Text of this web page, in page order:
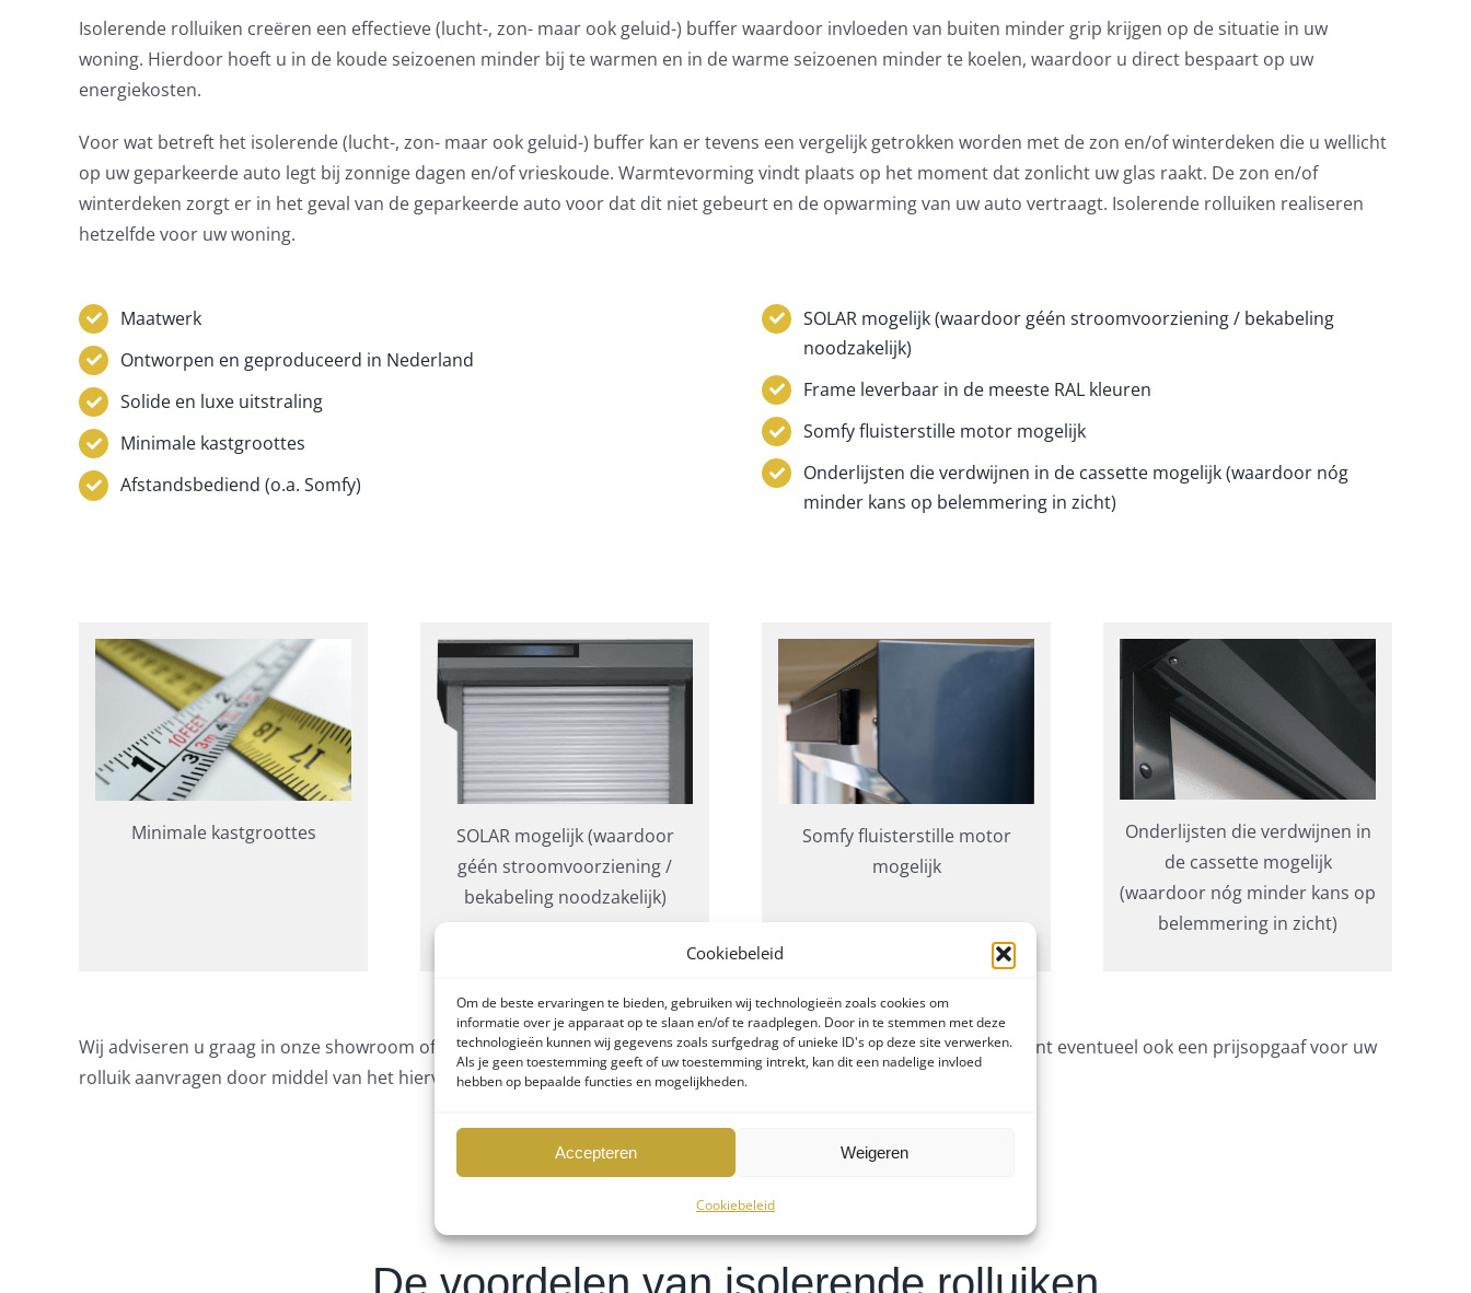
Cookiebeleid
Om de beste ervaringen te bieden, gebruiken wij technologieën zoals cookies om
informatie over je apparaat op te slaan en/of te raadplegen. Door in te stemmen met deze
technologieën kunnen wij gegevens zoals surfgedrag of unieke ID's op deze site verwerken.
Als je geen toestemming geeft of uw toestemming intrekt, kan dit een nadelige invloed
hebben op bepaalde functies en mogelijkheden.
Accepteren Weigeren
Cookiebeleid
Isolerende rolluiken creëren een effectieve (lucht-, zon- maar ook geluid-) buffer waardoor invloeden van buiten minder grip krijgen op de situatie in uw
woning. Hierdoor hoeft u in de koude seizoenen minder bij te warmen en in de warme seizoenen minder te koelen, waardoor u direct bespaart op uw
energiekosten.
Voor wat betreft het isolerende (lucht-, zon- maar ook geluid-) buffer kan er tevens een vergelijk getrokken worden met de zon en/of winterdeken die u wellicht
op uw geparkeerde auto legt bij zonnige dagen en/of vrieskoude. Warmtevorming vindt plaats op het moment dat zonlicht uw glas raakt. De zon en/of
winterdeken zorgt er in het geval van de geparkeerde auto voor dat dit niet gebeurt en de opwarming van uw auto vertraagt. Isolerende rolluiken realiseren
hetzelfde voor uw woning.
Maatwerk
Ontworpen en geproduceerd in Nederland
Solide en luxe uitstraling
Minimale kastgroottes
Afstandsbediend (o.a. Somfy)
SOLAR mogelijk (waardoor géén stroomvoorziening / bekabeling
noodzakelijk)
Frame leverbaar in de meeste RAL kleuren
Somfy fluisterstille motor mogelijk
Onderlijsten die verdwijnen in de cassette mogelijk (waardoor nóg
minder kans op belemmering in zicht)
Minimale kastgroottes
SOLAR mogelijk (waardoor
géén stroomvoorziening /
bekabeling noodzakelijk)
Somfy fluisterstille motor
mogelijk
Onderlijsten die verdwijnen in
de cassette mogelijk
(waardoor nóg minder kans op
belemmering in zicht)
Wij adviseren u graag in onze showroom of bij u aan huis over de mogelijke opties met betrekking tot rolluiken. U kunt eventueel ook een prijsopgaaf voor uw
rolluik aanvragen door middel van het hiervoor bestemdeformulier.
Prijsaanvraag
De voordelen van isolerende rolluiken